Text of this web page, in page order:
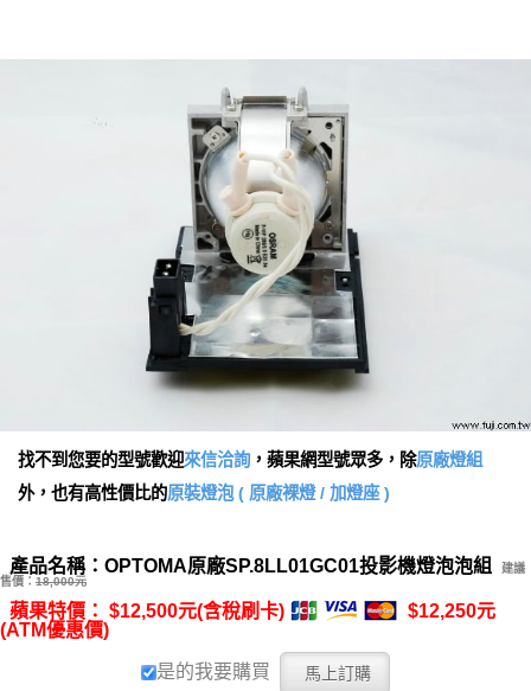
找不到您要的型號歡迎來信洽詢，蘋果網型號眾多，除原廠燈組
外，也有高性價比的原裝燈泡 ( 原廠裸燈 / 加燈座 )
產品名稱：OPTOMA原廠SP.8LL01GC01投影機燈泡泡組
建議
售價： 18,000元
蘋果特價： $12,500元(含稅刷卡)
$12,250元
(ATM優惠價)
是的我要購買